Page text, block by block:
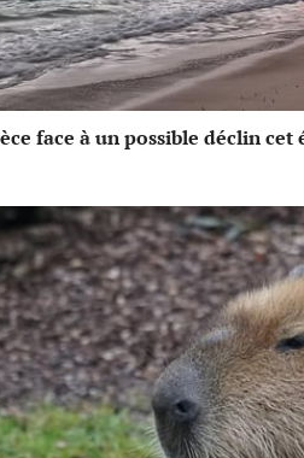
face à un possible déclin cet